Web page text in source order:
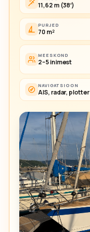
11,62 m (38′)
PURJED
70 m²
MEESKOND
2–5 inimest
NAVIGATSIOON
AIS, radar, plotter